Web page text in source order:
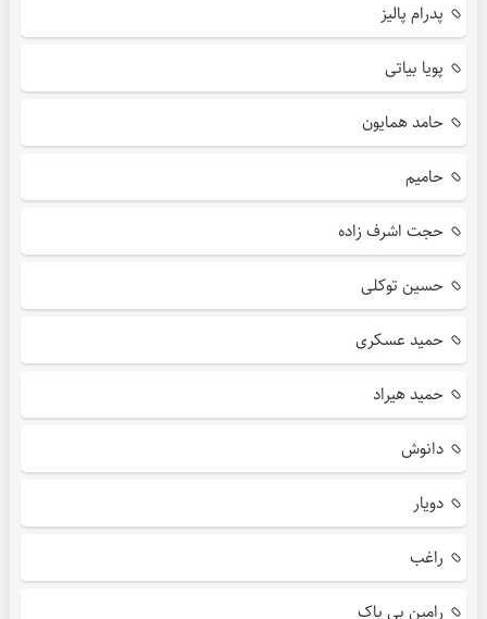
پدرام پالیز
پویا بیاتی
حامد همایون
حامیم
حجت اشرف زاده
حسین توکلی
حمید عسکری
حمید هیراد
دانوش
دویار
راغب
رامین بی باک